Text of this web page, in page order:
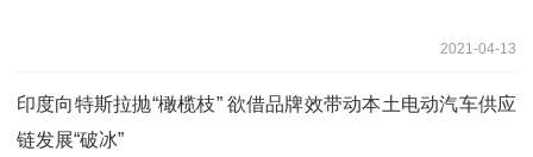
2021-04-13
印度向特斯拉抛“橄榄枝” 欲借品牌效带动本土电动汽车供应
链发展“破冰”